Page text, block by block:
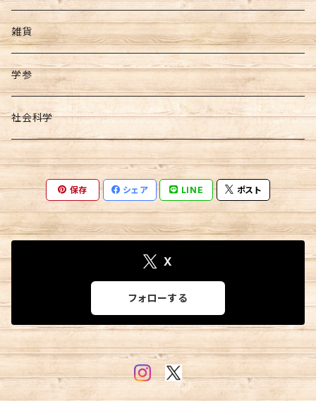
雑貨
学参
社会科学
保存 シェア LINE ポスト
X
フォローする